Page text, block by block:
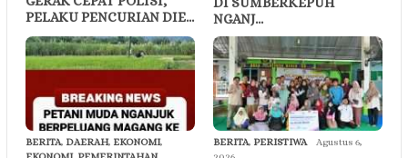
PELAKU PENCURIAN DIE…
NGANJ…
BERITA, DAERAH, EKONOMI,
BERITA, PERISTIWA
Agustus 6,